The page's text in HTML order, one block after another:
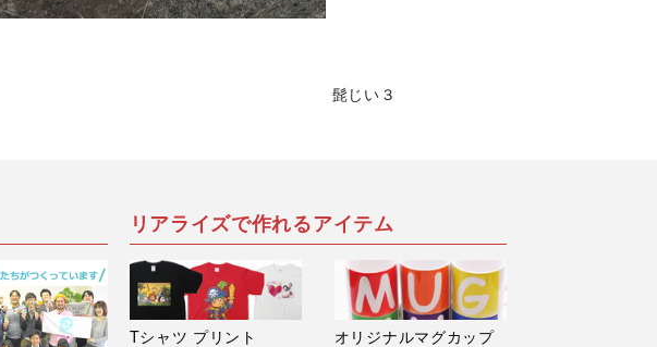
髭じい３
リアライズで作れるアイテム
Tシャツ プリント オリジナルマグカップ